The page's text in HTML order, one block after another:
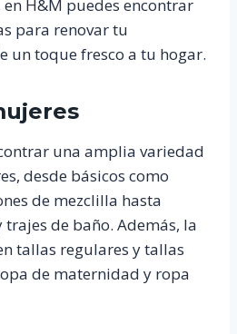
H&M puedes encontrar
para renovar tu
un toque fresco a tu hogar.
una amplia variedad
desde básicos como
de mezclilla hasta
trajes de baño. Además, la
tallas regulares y tallas
de maternidad y ropa